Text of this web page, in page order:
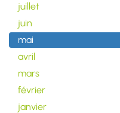
juillet
juin
mai
avril
mars
février
janvier